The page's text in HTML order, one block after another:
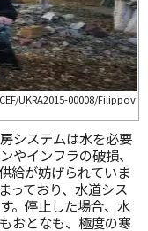
UKRA2015-00008/Filippov
システムは水を必要
やインフラの破損、
給が妨げられていま
っており、水道シス
。停止した場合、水
おとなも、極度の寒